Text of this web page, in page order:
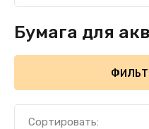
Бумага для
Сортировать: